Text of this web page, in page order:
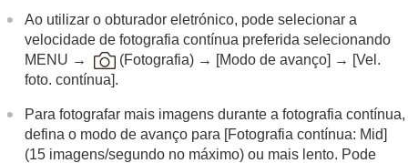
Ao utilizar o obturador eletrónico, pode selecionar a
velocidade de fotografia contínua preferida selecionando
MENU →
(Fotografia) → [Modo de avanço] → [Vel.
foto. contínua].
Para fotografar mais imagens durante a fotografia contínua,
defina o modo de avanço para [Fotografia contínua: Mid]
(15 imagens/segundo no máximo) ou mais lento. Pode